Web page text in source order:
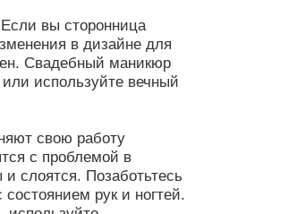
вы сторонница
в дизайне для
Свадебный маникюр
используйте вечный
свою работу
с проблемой в
слоятся. Позаботьтесь
рук и ногтей.